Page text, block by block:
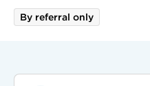
By referral only